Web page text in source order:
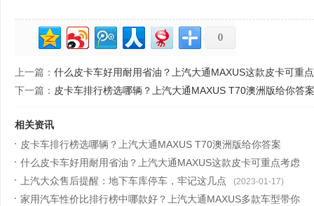
0
上一篇： 什么皮卡车好用耐用省油？上汽大通MAXUS这款皮卡可重
下一篇： 皮卡车排行榜选哪辆？上汽大通MAXUS T70澳洲版给你答案
相关资讯
皮卡车排行榜选哪辆？上汽大通MAXUS T70澳洲版给你答案
(2023-02-01)
什么皮卡车好用耐用省油？上汽大通MAXUS这款皮卡可重点考虑
(2023-02-01)
上汽大众售后提醒：地下车库停车，牢记这几点 (2023-01-17)
家用汽车性价比排行榜中哪款好？上汽大通MAXUS多款车型带你